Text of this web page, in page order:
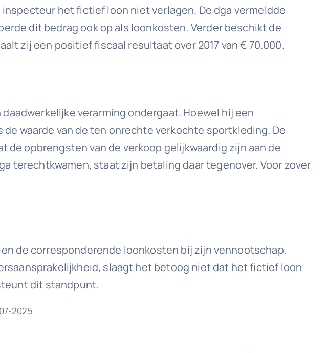
het fictief loon niet verlagen. De dga vermeldde
dit bedrag ook op als loonkosten. Verder beschikt de
zij een positief fiscaal resultaat over 2017 van € 70.000.
verarming ondergaat. Hoewel hij een
waarde van de ten onrechte verkochte sportkleding. De
de opbrengsten van de verkoop gelijkwaardig zijn aan de
terechtkwamen, staat zijn betaling daar tegenover. Voor zover
de corresponderende loonkosten bij zijn vennootschap.
slaagt het betoog niet dat het fictief loon
dit standpunt.
2025